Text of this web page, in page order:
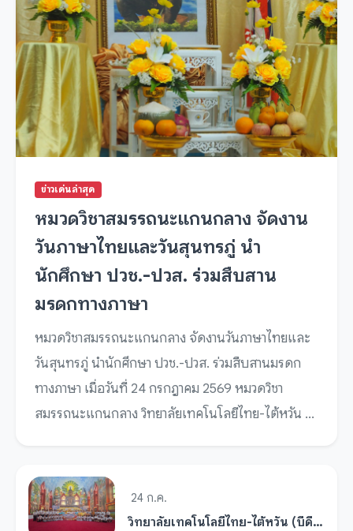
ข่าวเด่นล่าสุด
หมวดวิชาสมรรถนะแกนกลาง จัดงาน
วันภาษาไทยและวันสุนทรภู่ นำ
นักศึกษา ปวช.-ปวส. ร่วมสืบสาน
มรดกทางภาษา
หมวดวิชาสมรรถนะแกนกลาง จัดงานวันภาษาไทยและ
วันสุนทรภู่ นำนักศึกษา ปวช.-ปวส. ร่วมสืบสานมรดก
ทางภาษา เมื่อวันที่ 24 กรกฎาคม 2569 หมวดวิชา
สมรรถนะแกนกลาง วิทยาลัยเทคโนโลยีไทย-ไต้หวัน ...
24 ก.ค.
วิทยาลัยเทคโนโลยีไทย-ไต้หวัน (บีดีไอ) ร่วมสืบสานประเพณีไทย จัดขบวนแห่เทียนพรรษา ณ วัดศรีรัตนธรรมาราม